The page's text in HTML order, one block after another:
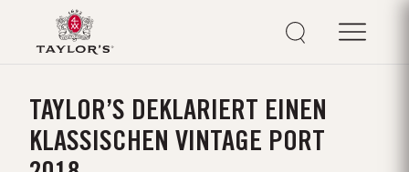
TAYLOR’S DEKLARIERT EINEN
KLASSISCHEN VINTAGE PORT